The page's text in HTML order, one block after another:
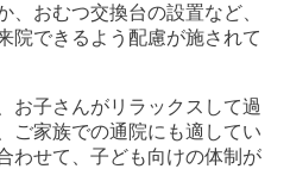
、おむつ交換台の設置など、
院できるよう配慮が施されて
お子さんがリラックスして過
ご家族での通院にも適してい
わせて、子ども向けの体制が